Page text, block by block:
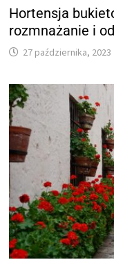
Hortensja
rozmnażanie i
27 października, 2023